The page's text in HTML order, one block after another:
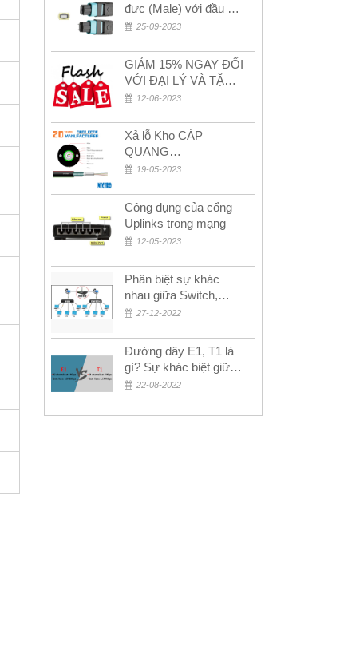
đực (Male) với đầu cái
(Female) trong bộ đầu
25-09-2023
GIẢM 15% NGAY ĐỐI
VỚI ĐẠI LÝ VÀ TẶNG
QUÀ KHÁCH HÀNG
12-06-2023
Xả lỗ Kho CÁP
QUANG
MULTIMODE CÁP
MULTIMODE 4-8-12-
24Fo SỢI OM1-OM2-
OM3 Siêu Rẻ 5k
19-05-2023
Công dụng của cổng
Uplinks trong mạng
12-05-2023
Phân biệt sự khác
nhau giữa Switch,
Router và Hub
27-12-2022
Đường dây E1, T1 là
gì? Sự khác biệt giữa
E1 và T1
22-08-2022